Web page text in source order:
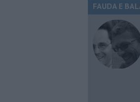
FAUDA E